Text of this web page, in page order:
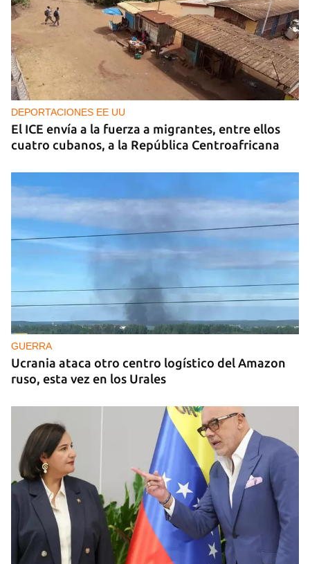
DEPORTACIONES EE UU
El ICE envía a la fuerza a migrantes, entre ellos
cuatro cubanos, a la República Centroafricana
GUERRA
Ucrania ataca otro centro logístico del Amazon
ruso, esta vez en los Urales